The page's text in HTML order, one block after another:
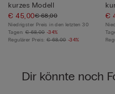
kurzes Modell
€ 45,00€ 68,00
Niedrigster Preis in den letzten 30
Tagen: € 68,00 -34%
Regulärer Preis: € 68,00 -34%
€
Dir könnte noch